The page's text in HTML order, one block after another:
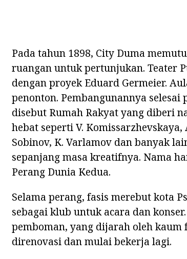
Pada tahun 1898, City Duma
ruangan untuk pertunjukan. Teater
dengan proyek Eduard Germeier.
penonton. Pembangunannya
disebut Rumah Rakyat yang diberi
hebat seperti V. Komissarzhevskaya,
Sobinov, K. Varlamov dan banyak
sepanjang masa kreatifnya. Nama
Perang Dunia Kedua.
Selama perang, fasis merebut kota
sebagai klub untuk acara dan
pemboman, yang dijarah oleh kaum
direnovasi dan mulai bekerja lagi.